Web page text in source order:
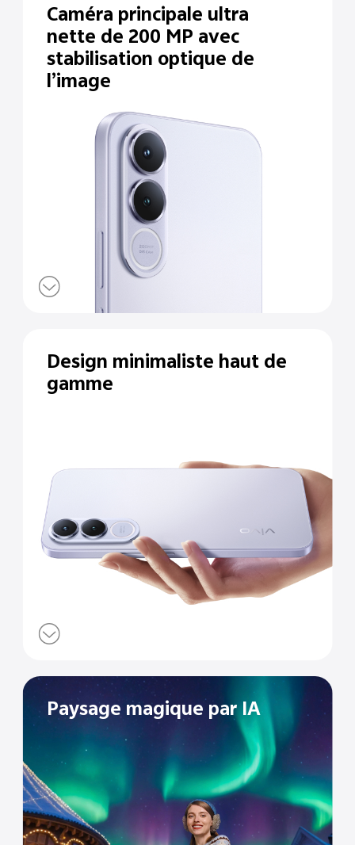
Caméra principale ultra
nette de 200 MP avec
stabilisation optique de
l’image
Design minimaliste haut de
gamme
Paysage magique par IA